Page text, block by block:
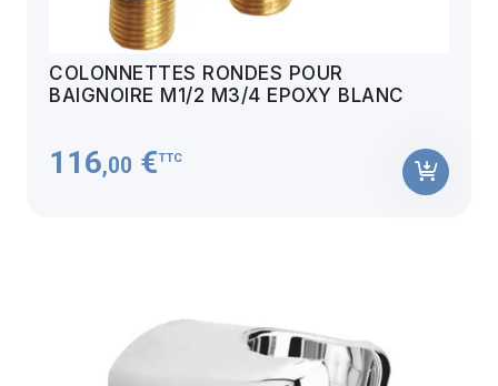
COLONNETTES RONDES POUR
BAIGNOIRE M1/2 M3/4 EPOXY BLANC
116,00 €TTC